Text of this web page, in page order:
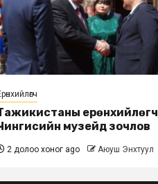
ерөнхийлөгч
музейд зочлов
2 долоо хоног ago Аюуш Энхтуул